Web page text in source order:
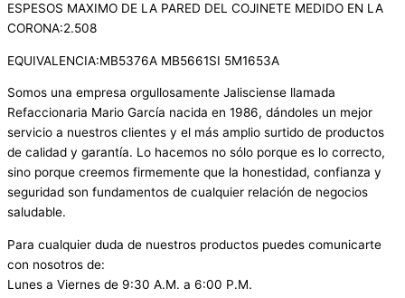
ESPESOS MAXIMO DE LA PARED DEL COJINETE MEDIDO EN LA
CORONA:2.508
EQUIVALENCIA:MB5376A MB5661SI 5M1653A
Somos una empresa orgullosamente Jalisciense llamada
Refaccionaria Mario García nacida en 1986, dándoles un mejor
servicio a nuestros clientes y el más amplio surtido de productos
de calidad y garantía. Lo hacemos no sólo porque es lo correcto,
sino porque creemos firmemente que la honestidad, confianza y
seguridad son fundamentos de cualquier relación de negocios
saludable.
Para cualquier duda de nuestros productos puedes comunicarte
con nosotros de:
Lunes a Viernes de 9:30 A.M. a 6:00 P.M.